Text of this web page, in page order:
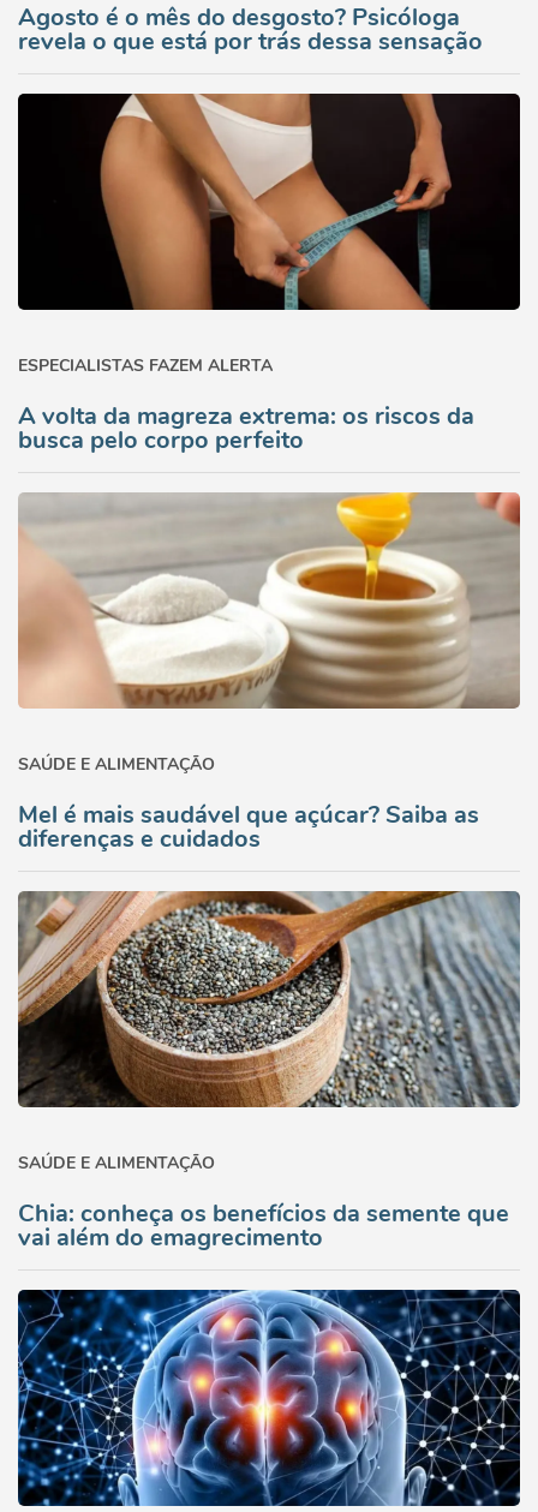
Agosto é o mês do desgosto? Psicóloga
revela o que está por trás dessa sensação
ESPECIALISTAS FAZEM ALERTA
A volta da magreza extrema: os riscos da
busca pelo corpo perfeito
SAÚDE E ALIMENTAÇÃO
Mel é mais saudável que açúcar? Saiba as
diferenças e cuidados
SAÚDE E ALIMENTAÇÃO
Chia: conheça os benefícios da semente que
vai além do emagrecimento